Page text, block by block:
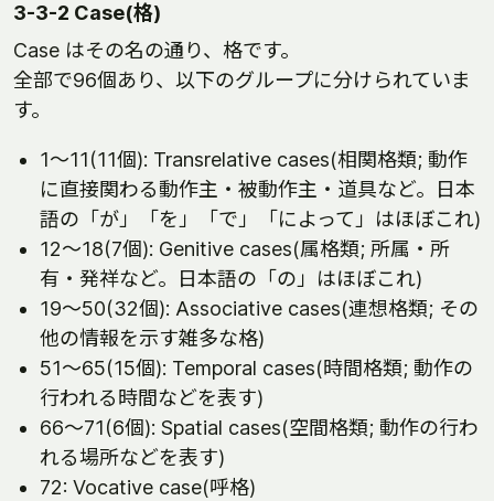
3-3-2 Case(格)
Case はその名の通り、格です。
全部で96個あり、以下のグループに分けられていま
す。
1～11(11個): Transrelative cases(相関格類; 動作
に直接関わる動作主・被動作主・道具など。日本
語の「が」「を」「で」「によって」はほぼこれ)
12～18(7個): Genitive cases(属格類; 所属・所
有・発祥など。日本語の「の」はほぼこれ)
19～50(32個): Associative cases(連想格類; その
他の情報を示す雑多な格)
51～65(15個): Temporal cases(時間格類; 動作の
行われる時間などを表す)
66～71(6個): Spatial cases(空間格類; 動作の行わ
れる場所などを表す)
72: Vocative case(呼格)